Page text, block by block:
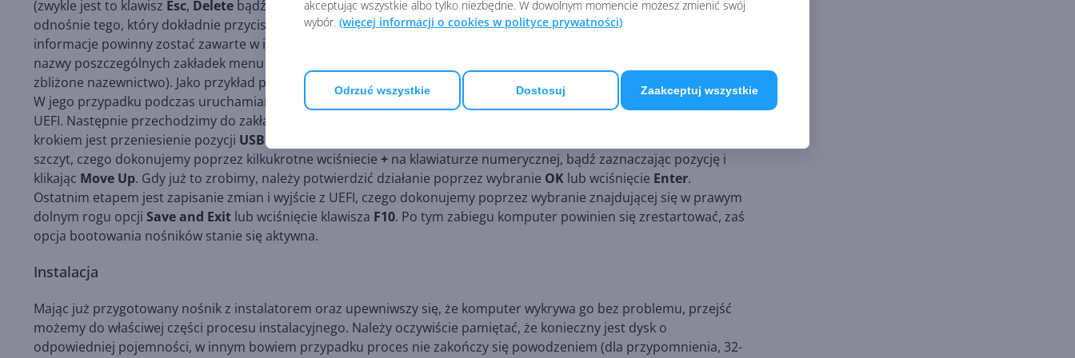
akceptując wszystkie albo tylko niezbędne. W dowolnym momencie możesz zmienić swój
wybór. (więcej informacji o cookies w polityce prywatności)
Odrzuć wszystkie Dostosuj Zaakceptuj wszystkie
(zwykle jest to klawisz Esc, Delete bądź któryś z przedziałuF1-F12) w trakcie uruchamiania komputera. Wskazówki
odnośnie tego, który dokładnie przycisk należy nacisnąć, często pojawiają się na ekranie, ponadto odpowiednie
informacje powinny zostać zawarte w instrukcji obsługi płyty głównej. Niestety, nie jest to jedyne zróżnicowanie -
nazwy poszczególnych zakładek menu i opcji różnią się w zależności od producenta (chociaż zwykle stosuje się dosyć
zbliżone nazewnictwo). Jako przykład postanowiliśmy obrać jeden z popularniejszych laptopów – Toshiba Satellite Pro.
W jego przypadku podczas uruchamiania komputera należy wcisnąć klawisz
, co przeniesie nas do głównego menu
UEFI. Następnie przechodzimy do zakładki
krokiem jest przeniesienie pozycji USB Memory
szczyt, czego dokonujemy poprzez kilkukrotne wciśniecie + na klawiaturze numerycznej, bądź zaznaczając pozycję i
klikając Move Up. Gdy już to zrobimy, należy potwierdzić działanie poprzez wybranie OK lub wciśnięcie Enter.
Ostatnim etapem jest zapisanie zmian i wyjście z UEFI, czego dokonujemy poprzez wybranie znajdującej się w prawym
dolnym rogu opcji Save and Exit lub wciśnięcie klawisza F10. Po tym zabiegu komputer powinien się zrestartować, zaś
opcja bootowania nośników stanie się aktywna.
Instalacja
Mając już przygotowany nośnik z instalatorem oraz upewniwszy się, że komputer wykrywa go bez problemu, przejść
możemy do właściwej części procesu instalacyjnego. Należy oczywiście pamiętać, że konieczny jest dysk o
odpowiedniej pojemności, w innym bowiem przypadku proces nie zakończy się powodzeniem (dla przypomnienia, 32-